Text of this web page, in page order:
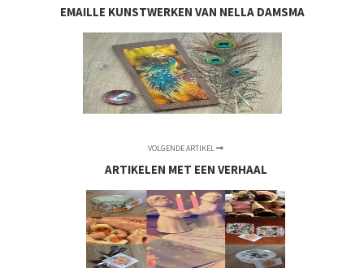
EMAILLE KUNSTWERKEN VAN NELLA DAMSMA
VOLGENDE ARTIKEL
ARTIKELEN MET EEN VERHAAL